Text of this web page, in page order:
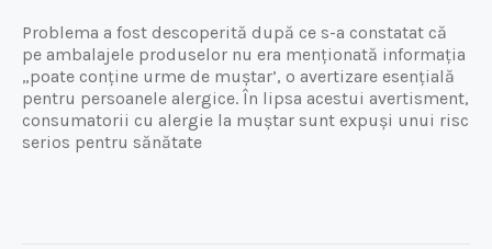
Problema a fost descoperită după ce s-a constatat că
pe ambalajele produselor nu era menționată informația
„poate conține urme de muștar’, o avertizare esențială
pentru persoanele alergice. În lipsa acestui avertisment,
consumatorii cu alergie la muștar sunt expuși unui risc
serios pentru sănătate